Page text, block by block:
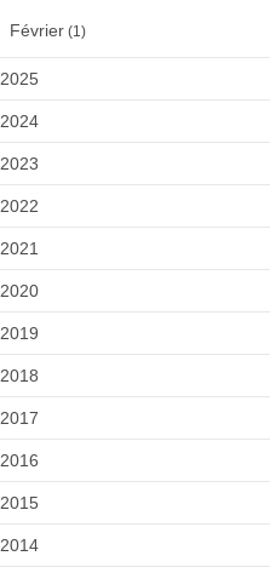
Février (1)
2025
2024
2023
2022
2021
2020
2019
2018
2017
2016
2015
2014